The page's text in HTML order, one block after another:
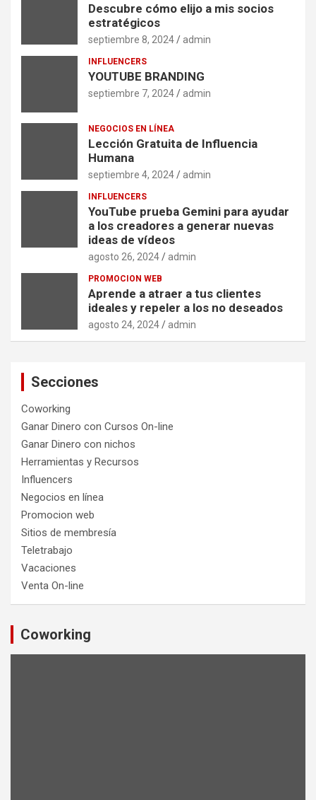
Descubre cómo elijo a mis socios
estratégicos
septiembre 8, 2024 admin
INFLUENCERS
YOUTUBE BRANDING
septiembre 7, 2024 admin
NEGOCIOS EN LÍNEA
Lección Gratuita de Influencia
Humana
septiembre 4, 2024 admin
INFLUENCERS
YouTube prueba Gemini para ayudar
a los creadores a generar nuevas
ideas de vídeos
agosto 26, 2024 admin
PROMOCION WEB
Aprende a atraer a tus clientes
ideales y repeler a los no deseados
agosto 24, 2024 admin
Secciones
Coworking
Ganar Dinero con Cursos On-line
Ganar Dinero con nichos
Herramientas y Recursos
Influencers
Negocios en línea
Promocion web
Sitios de membresía
Teletrabajo
Vacaciones
Venta On-line
Coworking